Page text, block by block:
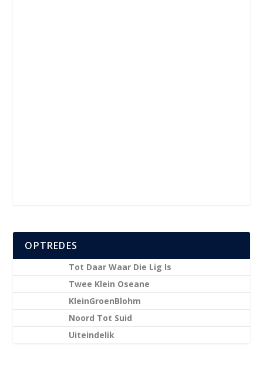
OPTREDES
Tot Daar Waar Die Lig Is
Twee Klein Oseane
KleinGroenBlohm
Noord Tot Suid
Uiteindelik